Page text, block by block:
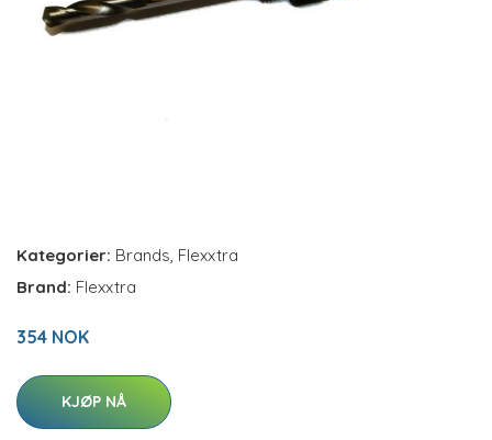
Kategorier: Brands, Flexxtra
Brand: Flexxtra
354 NOK
KJØP NÅ